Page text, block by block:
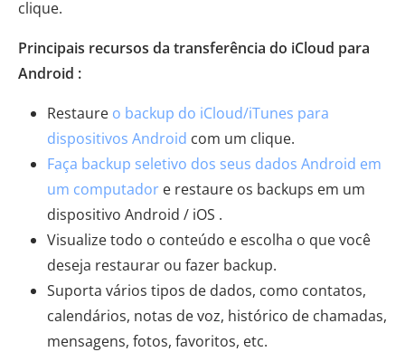
clique.
Principais recursos da transferência do iCloud para
Android :
Restaure o backup do iCloud/iTunes para
dispositivos Android com um clique.
Faça backup seletivo dos seus dados Android em
um computador e restaure os backups em um
dispositivo Android / iOS .
Visualize todo o conteúdo e escolha o que você
deseja restaurar ou fazer backup.
Suporta vários tipos de dados, como contatos,
calendários, notas de voz, histórico de chamadas,
mensagens, fotos, favoritos, etc.